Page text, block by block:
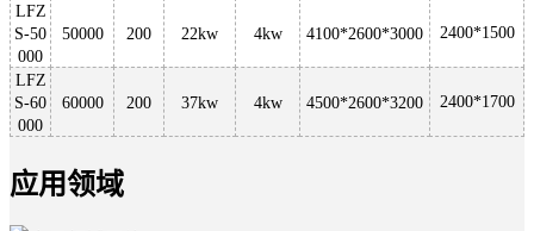
LFZ
S-50
000
50000 200 22kw 4kw 4100*2600*3000 2400*1500
LFZ
S-60
000
60000 200 37kw 4kw 4500*2600*3200 2400*1700
应用领域